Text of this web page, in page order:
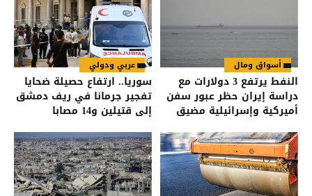
أسواق ومال
النفط يرتفع 3 دولارات مع
دراسة إيران حظر عبور سفن
أميركية وإسرائيلية مضيق
عربي ودولي
سوريا.. ارتفاع حصيلة ضحايا
تفجير جرمانا في ريف دمشق
إلى قتيلين و14 مصابا